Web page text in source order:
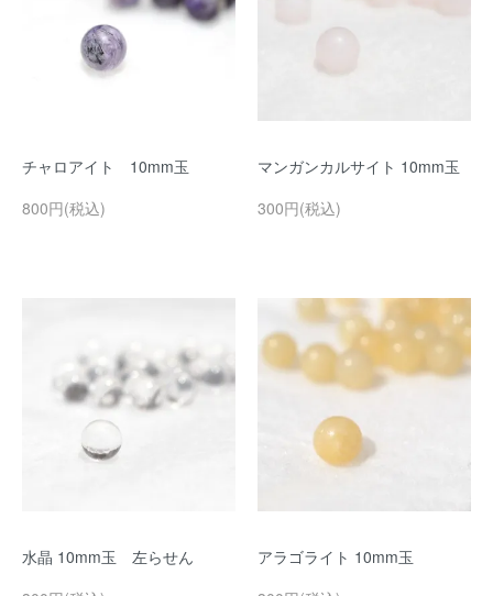
チャロアイト 10mm玉
800円(税込)
マンガンカルサイト 10mm玉
300円(税込)
水晶 10mm玉 左らせん
アラゴライト 10mm玉